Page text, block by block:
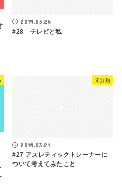
2019.03.26
#28 テレビと私
未分類
2019.03.21
#27 アスレティックトレーナーに
ついて考えてみたこと